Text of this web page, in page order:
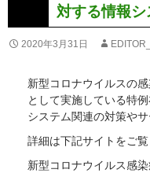
対する情報
2020年3月31日
新型コロナウイルスの
として実施している特
システム関連の対策や
詳細は下記サイトをご覧
新型コロナウイルス感